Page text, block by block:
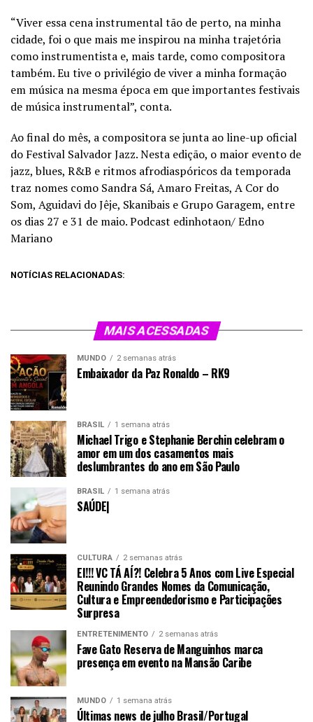
“Viver essa cena instrumental tão de perto, na minha
cidade, foi o que mais me inspirou na minha trajetória
como instrumentista e, mais tarde, como compositora
também. Eu tive o privilégio de viver a minha formação
em música na mesma época em que importantes festivais
de música instrumental”, conta.
Ao final do mês, a compositora se junta ao line-up oficial
do Festival Salvador Jazz. Nesta edição, o maior evento de
jazz, blues, R&B e ritmos afrodiaspóricos da temporada
traz nomes como Sandra Sá, Amaro Freitas, A Cor do
Som, Aguidavi do Jêje, Skanibais e Grupo Garagem, entre
os dias 27 e 31 de maio. Podcast edinhotaon/ Edno
Mariano
NOTÍCIAS RELACIONADAS:
MAIS ACESSADAS
MUNDO 2 semanas atrás
Embaixador da Paz Ronaldo – RK9
BRASIL 1 semana atrás
Michael Trigo e Stephanie Berchin celebram o
amor em um dos casamentos mais
deslumbrantes do ano em São Paulo
BRASIL 1 semana atrás
SAÚDE|
CULTURA 2 semanas atrás
EI!!! VC TÁ AÍ?! Celebra 5 Anos com Live Especial
Reunindo Grandes Nomes da Comunicação,
Cultura e Empreendedorismo e Participações
Surpresa
ENTRETENIMENTO 2 semanas atrás
Fave Gato Reserva de Manguinhos marca
presença em evento na Mansão Caribe
MUNDO 1 semana atrás
Últimas news de julho Brasil/Portugal